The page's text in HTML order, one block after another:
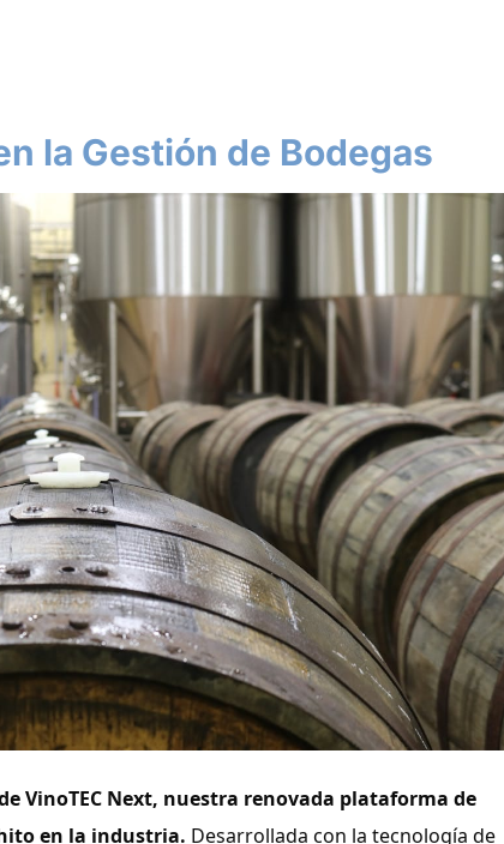
la Gestión de Bodegas
VinoTEC Next, nuestra renovada plataforma de
en la industria. Desarrollada con la tecnología de